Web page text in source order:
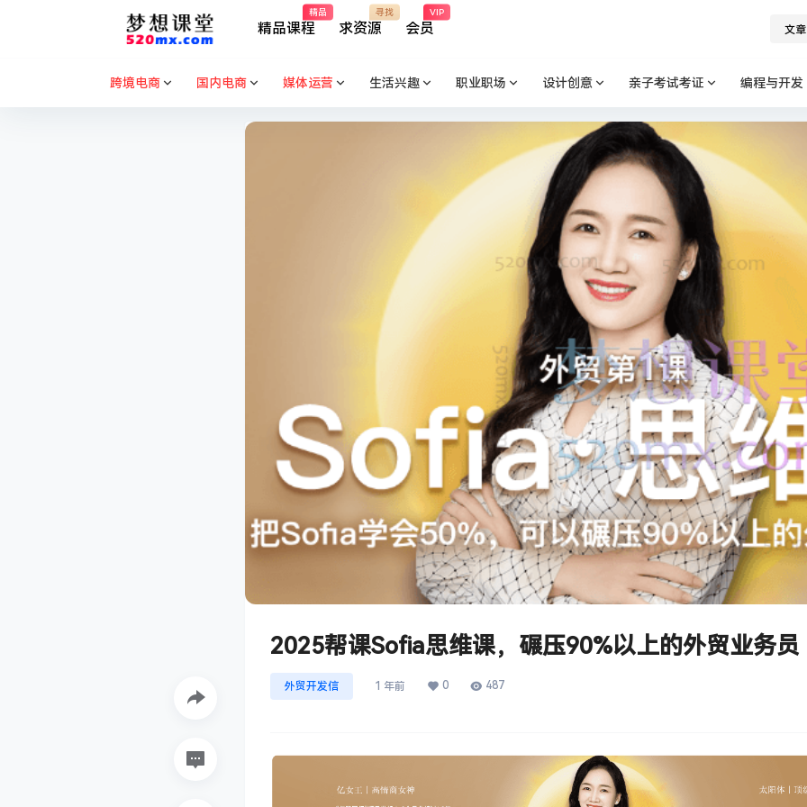
精品课程
精品
求资源
寻找
会员
VIP
文章
跨境电商 国内电商 媒体运营 生活兴趣 职业职场 设计创意 亲子考试考证 编程与开发
2025帮课Sofia思维课，碾压90%以上的外贸业务员
外贸开发信 1 年前 0 487